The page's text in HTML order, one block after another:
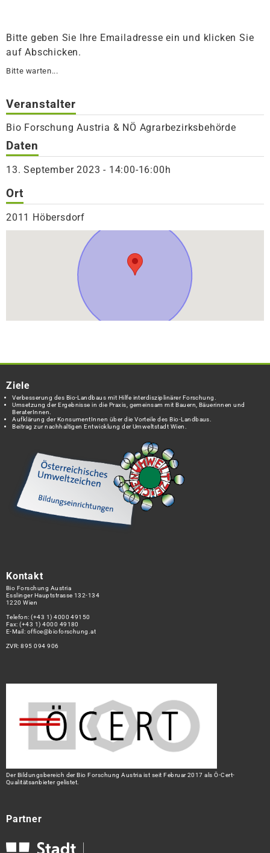
Bitte geben Sie Ihre Emailadresse ein und klicken Sie
auf Abschicken.
Bitte warten...
Veranstalter
Bio Forschung Austria & NÖ Agrarbezirksbehörde
Daten
13. September 2023 - 14:00-16:00h
Ort
2011 Höbersdorf
Ziele
Verbesserung des Bio-Landbaus mit Hilfe interdisziplinärer Forschung.
Umsetzung der Ergebnisse in die Praxis, gemeinsam mit Bauern, Bäuerinnen und
BeraterInnen.
Aufklärung der KonsumentInnen über die Vorteile des Bio-Landbaus.
Beitrag zur nachhaltigen Entwicklung der Umweltstadt Wien.
Kontakt
Bio Forschung Austria
Esslinger Hauptstrasse 132-134
1220 Wien
Telefon:(+43 1) 4000 49150
Fax: (+43 1) 4000 49180
E-Mail: office@bioforschung.at
ZVR: 895 094 906
Der Bildungsbereich der Bio Forschung Austria ist seit Februar 2017 als Ö-Cert-
Qualitätsanbieter gelistet.
Partner